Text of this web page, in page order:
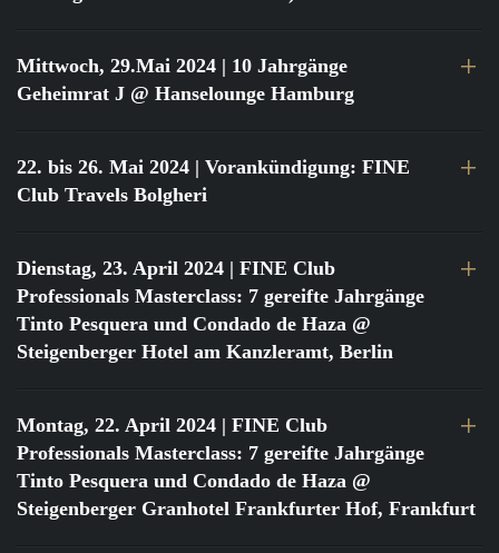
Mittwoch, 29.Mai 2024 | 10 Jahrgänge
Geheimrat J @ Hanselounge Hamburg
22. bis 26. Mai 2024 | Vorankündigung: FINE
Club Travels Bolgheri
Dienstag, 23. April 2024 | FINE Club
Professionals Masterclass: 7 gereifte Jahrgänge
Tinto Pesquera und Condado de Haza @
Steigenberger Hotel am Kanzleramt, Berlin
Montag, 22. April 2024 | FINE Club
Professionals Masterclass: 7 gereifte Jahrgänge
Tinto Pesquera und Condado de Haza @
Steigenberger Granhotel Frankfurter Hof, Frankfurt